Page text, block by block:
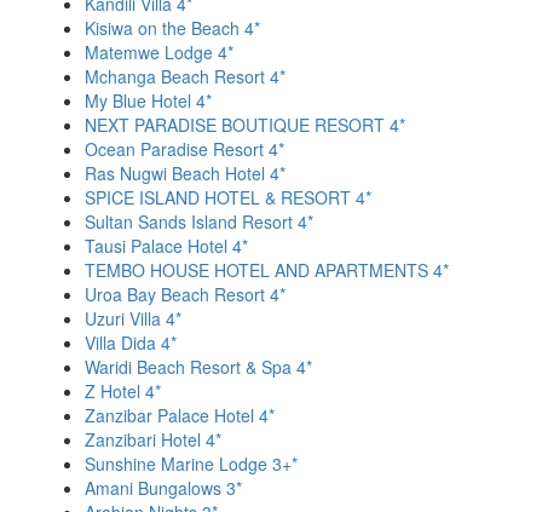
Kisiwa on the Beach 4*
Matemwe Lodge 4*
Mchanga Beach Resort 4*
My Blue Hotel 4*
NEXT PARADISE BOUTIQUE RESORT 4*
Ocean Paradise Resort 4*
Ras Nugwi Beach Hotel 4*
SPICE ISLAND HOTEL & RESORT 4*
Sultan Sands Island Resort 4*
Tausi Palace Hotel 4*
TEMBO HOUSE HOTEL AND APARTMENTS 4*
Uroa Bay Beach Resort 4*
Uzuri Villa 4*
Villa Dida 4*
Waridi Beach Resort & Spa 4*
Z Hotel 4*
Zanzibar Palace Hotel 4*
Zanzibari Hotel 4*
Sunshine Marine Lodge 3+*
Amani Bungalows 3*